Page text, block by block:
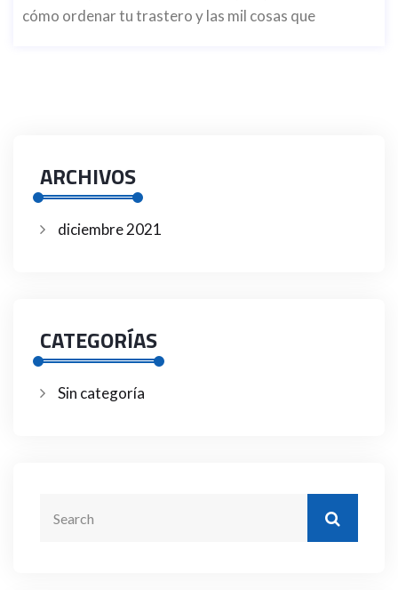
cómo ordenar tu trastero y las mil cosas que
ARCHIVOS
diciembre 2021
CATEGORÍAS
Sin categoría